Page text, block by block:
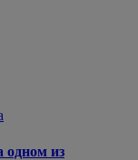
одном из